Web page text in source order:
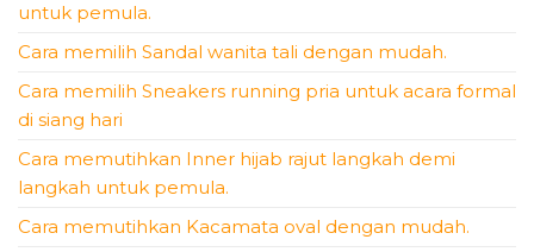
untuk pemula.
Cara memilih Sandal wanita tali dengan mudah.
Cara memilih Sneakers running pria untuk acara formal
di siang hari
Cara memutihkan Inner hijab rajut langkah demi
langkah untuk pemula.
Cara memutihkan Kacamata oval dengan mudah.